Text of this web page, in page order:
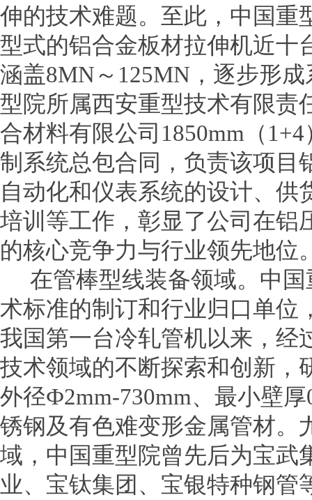
伸的技术难题。至此，中国重
型式的铝合金板材拉伸机近十
涵盖8MN～125MN，逐步形
型院所属西安重型技术有限责
合材料有限公司1850mm（
制系统总包合同，负责该项目
自动化和仪表系统的设计、供
培训等工作，彰显了公司在铝
的核心竞争力与行业领先地位
在管棒型线装备领域。中
术标准的制订和行业归口单位
我国第一台冷轧管机以来，经
技术领域的不断探索和创新，
外径Ф2mm-730mm、最小壁
锈钢及有色难变形金属管材。
域，中国重型院曾先后为宝武
业、宝钛集团、宝银特种钢管